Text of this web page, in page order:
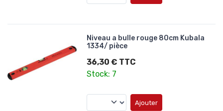
Niveau a bulle rouge 80cm Kubala
1334/ pièce
36,30 € TTC
Stock: 7
Ajouter